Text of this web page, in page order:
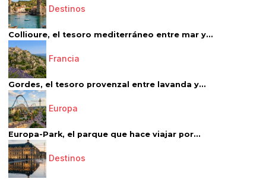
Destinos
Collioure, el tesoro mediterráneo entre mar y...
Francia
Gordes, el tesoro provenzal entre lavanda y...
Europa
Europa-Park, el parque que hace viajar por...
Destinos